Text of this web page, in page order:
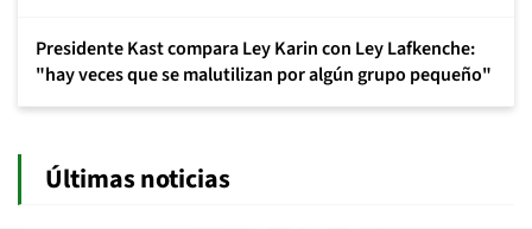
Presidente Kast compara Ley Karin con Ley Lafkenche:
"hay veces que se malutilizan por algún grupo pequeño"
Últimas noticias